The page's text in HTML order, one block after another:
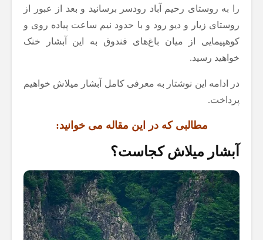
را به روستای رحیم آباد رودسر برسانید و بعد از عبور از
روستای زیار و دیو رود و با حدود نیم ساعت پیاده روی و
کوهپیمایی از میان باغ‌های فندوق به این آبشار خنک
خواهید رسید.
در ادامه این نوشتار به معرفی کامل آبشار میلاش خواهیم
پرداخت.
مطالبی که در این مقاله می خوانید:
آبشار میلاش کجاست؟